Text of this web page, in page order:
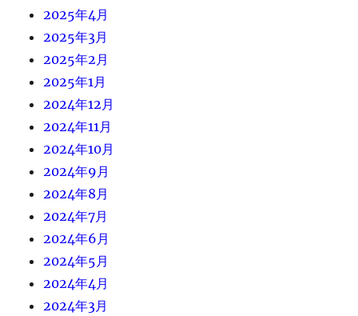
2025年4月
2025年3月
2025年2月
2025年1月
2024年12月
2024年11月
2024年10月
2024年9月
2024年8月
2024年7月
2024年6月
2024年5月
2024年4月
2024年3月